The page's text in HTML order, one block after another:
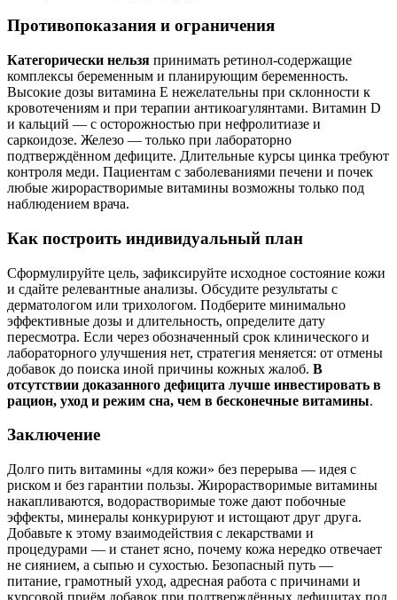
Противопоказания и ограничения
Категорически нельзя принимать ретинол‑содержащие
комплексы беременным и планирующим беременность.
Высокие дозы витамина E нежелательны при склонности к
кровотечениям и при терапии антикоагулянтами. Витамин D
и кальций — с осторожностью при нефролитиазе и
саркоидозе. Железо — только при лабораторно
подтверждённом дефиците. Длительные курсы цинка требуют
контроля меди. Пациентам с заболеваниями печени и почек
любые жирорастворимые витамины возможны только под
наблюдением врача.
Как построить индивидуальный план
Сформулируйте цель, зафиксируйте исходное состояние кожи
и сдайте релевантные анализы. Обсудите результаты с
дерматологом или трихологом. Подберите минимально
эффективные дозы и длительность, определите дату
пересмотра. Если через обозначенный срок клинического и
лабораторного улучшения нет, стратегия меняется: от отмены
добавок до поиска иной причины кожных жалоб. В
отсутствии доказанного дефицита лучше инвестировать в
рацион, уход и режим сна, чем в бесконечные витамины.
Заключение
Долго пить витамины «для кожи» без перерыва — идея с
риском и без гарантии пользы. Жирорастворимые витамины
накапливаются, водорастворимые тоже дают побочные
эффекты, минералы конкурируют и истощают друг друга.
Добавьте к этому взаимодействия с лекарствами и
процедурами — и станет ясно, почему кожа нередко отвечает
не сиянием, а сыпью и сухостью. Безопасный путь —
питание, грамотный уход, адресная работа с причинами и
курсовой приём добавок при подтверждённых дефицитах под